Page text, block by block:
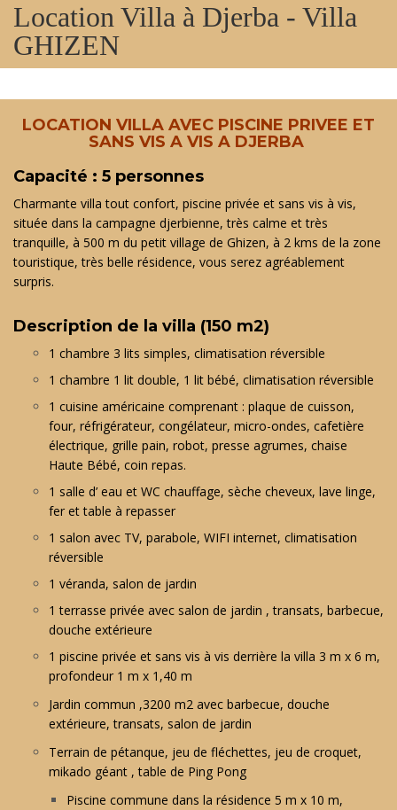
Location Villa à Djerba - Villa
GHIZEN
LOCATION VILLA AVEC PISCINE PRIVEE ET
SANS VIS A VIS A DJERBA
Capacité : 5 personnes
Charmante villa tout confort, piscine privée et sans vis à vis,
située dans la campagne djerbienne, très calme et très
tranquille, à 500 m du petit village de Ghizen, à 2 kms de la zone
touristique, très belle résidence, vous serez agréablement
surpris.
Description de la villa (150 m2)
1 chambre 3 lits simples, climatisation réversible
1 chambre 1 lit double, 1 lit bébé, climatisation réversible
1 cuisine américaine comprenant : plaque de cuisson,
four, réfrigérateur, congélateur, micro-ondes, cafetière
électrique, grille pain, robot, presse agrumes, chaise
Haute Bébé, coin repas.
1 salle d’ eau et WC chauffage, sèche cheveux, lave linge,
fer et table à repasser
1 salon avec TV, parabole, WIFI internet, climatisation
réversible
1 véranda, salon de jardin
1 terrasse privée avec salon de jardin , transats, barbecue,
douche extérieure
1 piscine privée et sans vis à vis derrière la villa 3 m x 6 m,
profondeur 1 m x 1,40 m
Jardin commun ,3200 m2 avec barbecue, douche
extérieure, transats, salon de jardin
Terrain de pétanque, jeu de fléchettes, jeu de croquet,
mikado géant , table de Ping Pong
Piscine commune dans la résidence 5 m x 10 m,